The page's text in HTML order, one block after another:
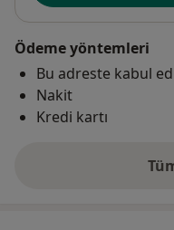
Ödeme yöntemleri
Bu adreste kabul
Nakit
Kredi kartı